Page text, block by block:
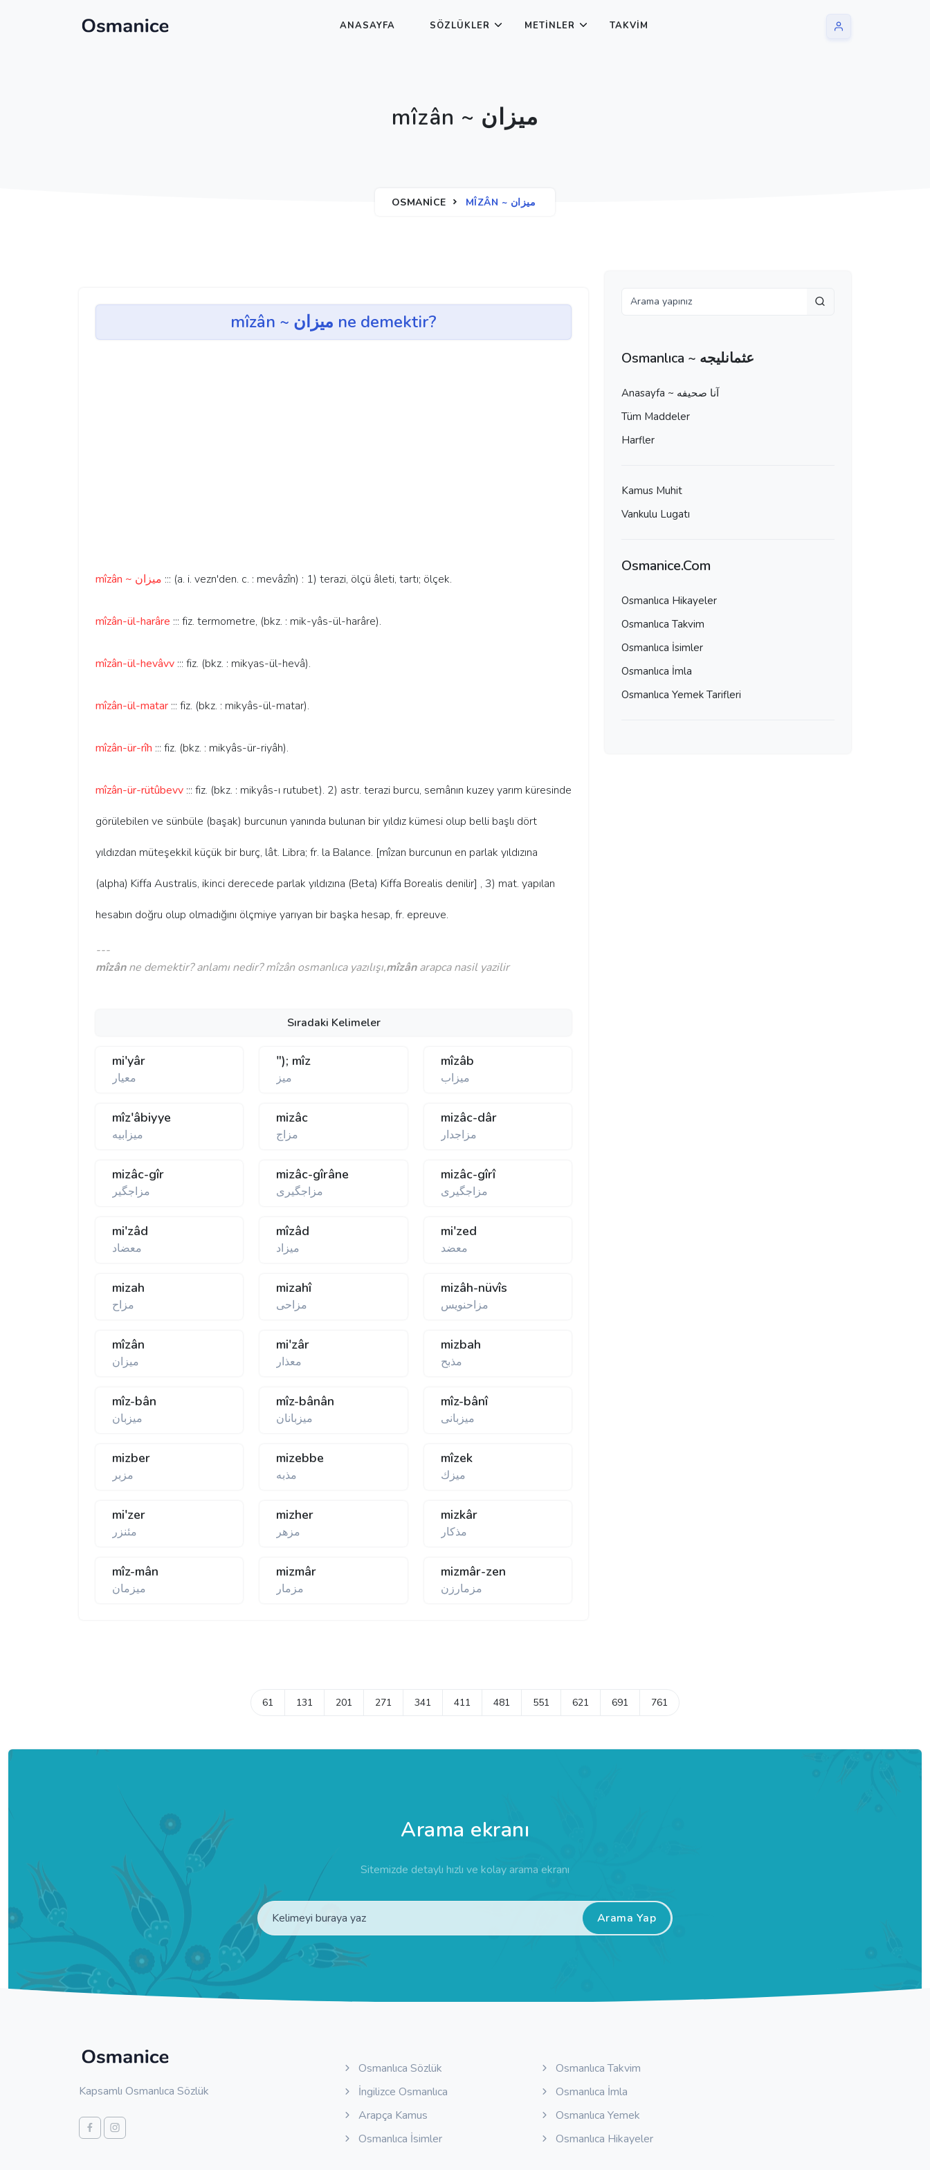
ANASAYFA SÖZLÜKLER METINLER TAKVIM
mîzân ~ ميزان
OSMANICE MÎZÂN ~ ميزان
mîzân ~ ميزان ne demektir?
mîzân ~ ميزان ::: (a. i. vezn'den. c. : mevâzîn) : 1) terazi, ölçü âleti, tartı; ölçek.
mîzân-ül-harâre ::: fiz. termometre, (bkz. : mik-yâs-ül-harâre).
mîzân-ül-hevâvv ::: fiz. (bkz. : mikyas-ül-hevâ).
mîzân-ül-matar ::: fiz. (bkz. : mikyâs-ül-matar).
mîzân-ür-rîh ::: fiz. (bkz. : mikyâs-ür-riyâh).
mîzân-ür-rütûbevv ::: fiz. (bkz. : mikyâs-ı rutubet). 2) astr. terazi burcu, semânın kuzey yarım küresinde
görülebilen ve sünbüle (başak) burcunun yanında bulunan bir yıldız kümesi olup belli başlı dört
yıldızdan müteşekkil küçük bir burç, lât. Libra; fr. la Balance. [mîzan burcunun en parlak yıldızına
(alpha) Kiffa Australis, ikinci derecede parlak yıldızına (Beta) Kiffa Borealis denilir] , 3) mat. yapılan
hesabın doğru olup olmadığını ölçmiye yarıyan bir başka hesap, fr. epreuve.
---
mîzânne demektir? anlamı nedir? mîzân osmanlıca yazılışı,mîzânarapca nasil yazilir
Sıradaki Kelimeler
mi'yâr
معيار
"); mîz
ميز
mîzâb
ميزاب
mîz'âbiyye
ميزابيه
mizâc
مزاج
mizâc-dâr
مزاجدار
mizâc-gîr
مزاجگير
mizâc-gîrâne
مزاجگيری
mizâc-gîrî
مزاجگيری
mi'zâd
معضاد
mîzâd
ميزاد
mi'zed
معضد
mizah
مزاح
mizahî
مزاحی
mizâh-nüvîs
مزاحنويس
mîzân
ميزان
mi'zâr
معذار
mizbah
مذبح
mîz-bân
ميزبان
mîz-bânân
ميزبانان
mîz-bânî
ميزبانی
mizber
مزبر
mizebbe
مذبه
mîzek
ميزك
mi'zer
مئنزر
mizher
مزهر
mizkâr
مذكار
mîz-mân
ميزمان
mizmâr
مزمار
mizmâr-zen
مزمارزن
Osmanlıca ~ عثمانليجه
Anasayfa ~ آنا صحيفه
Tüm Maddeler
Harfler
Kamus Muhit
Vankulu Lugatı
Osmanice.Com
Osmanlıca Hikayeler
Osmanlıca Takvim
Osmanlıca İsimler
Osmanlıca İmla
Osmanlıca Yemek Tarifleri
61 131 201 271 341 411 481 551 621 691 761
Arama ekranı
Sitemizde detaylı hızlı ve kolay arama ekranı
Arama Yap
Kapsamlı Osmanlıca Sözlük
Osmanlıca Sözlük
İngilizce Osmanlıca
Arapça Kamus
Osmanlıca İsimler
Osmanlıca Takvim
Osmanlıca İmla
Osmanlıca Yemek
Osmanlıca Hikayeler